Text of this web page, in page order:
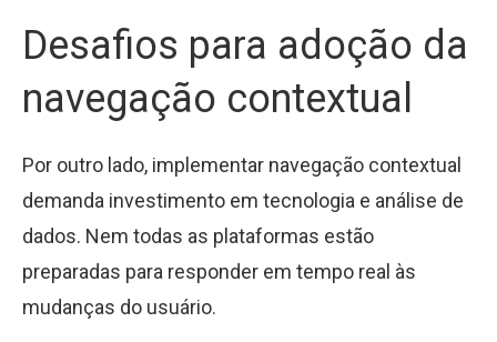
Desafios para adoção da
navegação contextual
Por outro lado, implementar navegação contextual
demanda investimento em tecnologia e análise de
dados. Nem todas as plataformas estão
preparadas para responder em tempo real às
mudanças do usuário.